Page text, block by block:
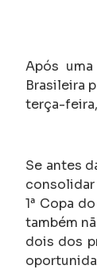
Após
Brasileira
terça-
Se antes
1ª Copa
também
dois dos